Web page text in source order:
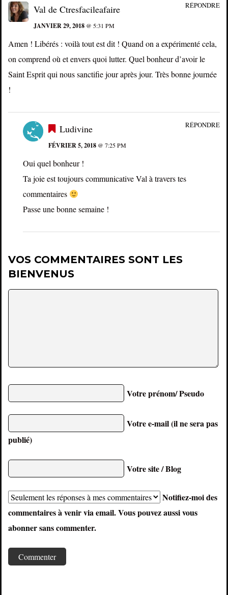
Val de Ctresfacileafaire
JANVIER 29, 2018 @ 5:31 PM
Amen ! Libérés : voilà tout est dit ! Quand on a expérimenté cela,
on comprend où et envers quoi lutter. Quel bonheur d’avoir le
Saint Esprit qui nous sanctifie jour après jour. Très bonne journée
!
RÉPONDRE
Ludivine
FÉVRIER 5, 2018 @ 7:25 PM
Oui quel bonheur !
Ta joie est toujours communicative Val à travers tes
commentaires
Passe une bonne semaine !
RÉPONDRE
VOS COMMENTAIRES SONT LES
BIENVENUS
Votre prénom/ Pseudo
Votre e-mail (il ne sera pas
publié)
Votre site / Blog
Notifiez-moi des
commentaires à venir via email. Vous pouvez aussivous
abonnersans commenter.